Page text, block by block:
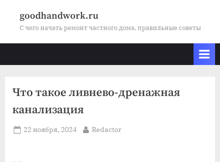
goodhandwork.ru
С чего начать ремонт частного дома, правильные советы
Что такое ливнево-дренажная
канализация
Posted
22 ноября, 2024 By
Redactor